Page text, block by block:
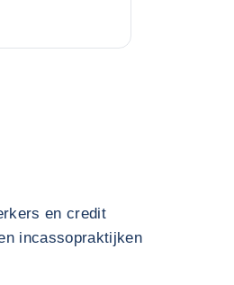
en credit
incassopraktijken